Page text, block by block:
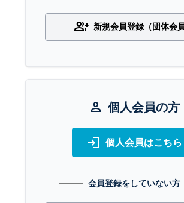
group_add 新規会員登録（団体会員
person 個人会員の方
login 個人会員はこちら
会員登録をしていない方